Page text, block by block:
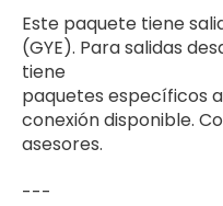
Este paquete tiene
(GYE). Para salidas
tiene
paquetes específicos
conexión disponible.
asesores.
---